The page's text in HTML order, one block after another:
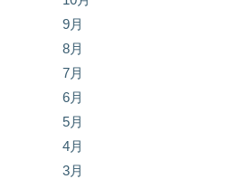
9月
8月
7月
6月
5月
4月
3月